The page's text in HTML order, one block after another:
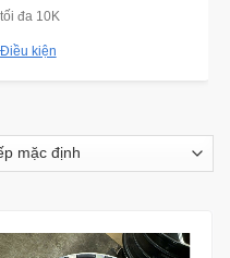
đa 10K
Điều kiện